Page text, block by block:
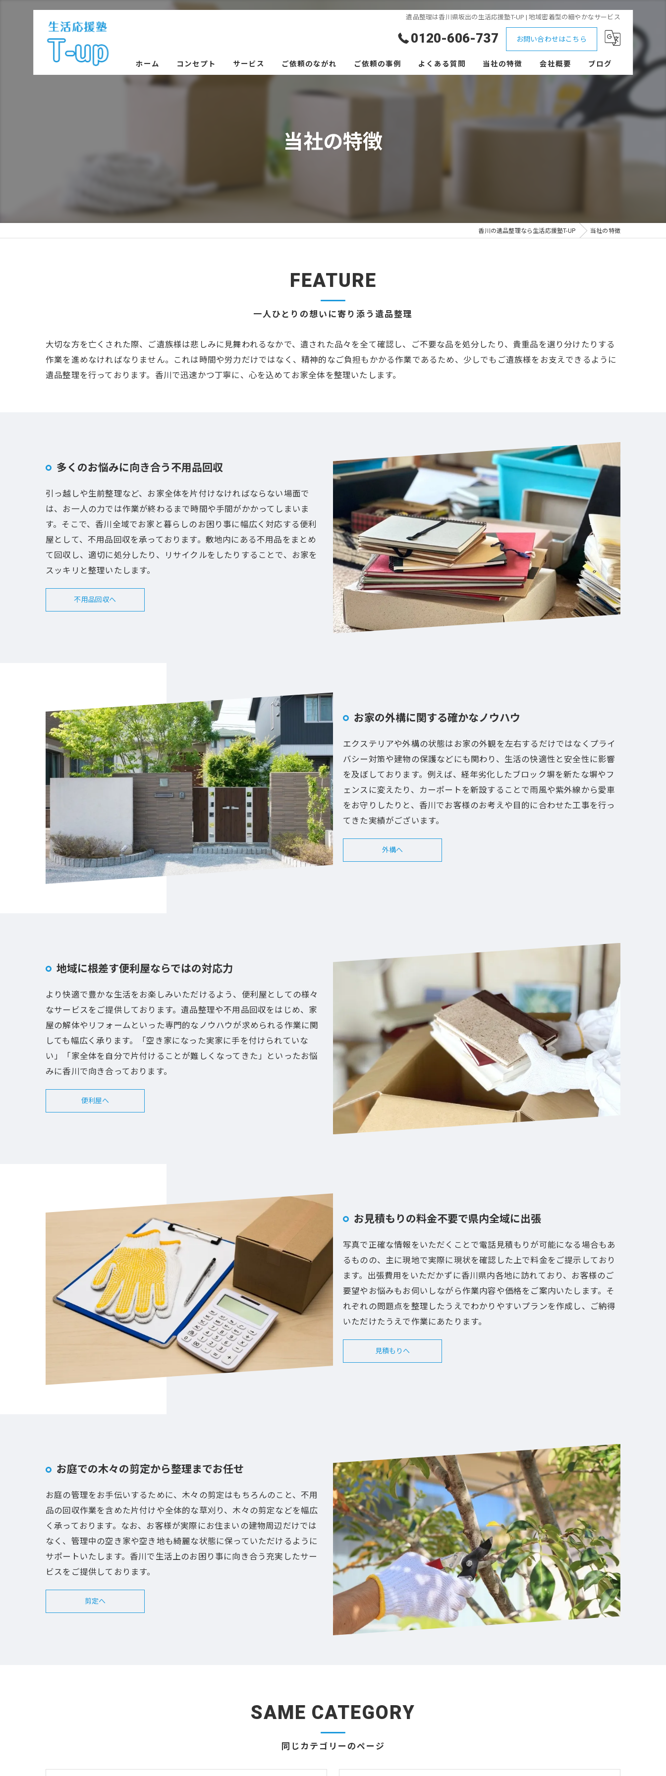
遺品整理は香川県坂出の生活応援塾T-UP | 地域密着型の細やかなサービス
0120-606-737 お問い合わせはこちら
ホーム コンセプト サービス ご依頼のながれ ご依頼の事例 よくある質問 当社の特徴 会社概要 ブログ
当社の特徴
香川の遺品整理なら生活応援塾T-UP 当社の特徴
一人ひとりの想いに寄り添う遺品整理
FEATURE
大切な方を亡くされた際、ご遺族様は悲しみに見舞われるなかで、遺された品々を全て確認し、ご不要な品を処分したり、貴重品を選り分けたりする
作業を進めなければなりません。これは時間や労力だけではなく、精神的なご負担もかかる作業であるため、少しでもご遺族様をお支えできるように
遺品整理を行っております。香川で迅速かつ丁寧に、心を込めてお家全体を整理いたします。
多くのお悩みに向き合う不用品回収
引っ越しや生前整理など、お家全体を片付けなければならない場面で
は、お一人の力では作業が終わるまで時間や手間がかかってしまいま
す。そこで、香川全域でお家と暮らしのお困り事に幅広く対応する便利
屋として、不用品回収を承っております。敷地内にある不用品をまとめ
て回収し、適切に処分したり、リサイクルをしたりすることで、お家を
スッキリと整理いたします。
不用品回収へ
お家の外構に関する確かなノウハウ
エクステリアや外構の状態はお家の外観を左右するだけではなくプライ
バシー対策や建物の保護などにも関わり、生活の快適性と安全性に影響
を及ぼしております。例えば、経年劣化したブロック塀を新たな塀やフ
ェンスに変えたり、カーポートを新設することで雨風や紫外線から愛車
をお守りしたりと、香川でお客様のお考えや目的に合わせた工事を行っ
てきた実績がございます。
外構へ
地域に根差す便利屋ならではの対応力
より快適で豊かな生活をお楽しみいただけるよう、便利屋としての様々
なサービスをご提供しております。遺品整理や不用品回収をはじめ、家
屋の解体やリフォームといった専門的なノウハウが求められる作業に関
しても幅広く承ります。「空き家になった実家に手を付けられていな
い」「家全体を自分で片付けることが難しくなってきた」といったお悩
みに香川で向き合っております。
便利屋へ
お見積もりの料金不要で県内全域に出張
写真で正確な情報をいただくことで電話見積もりが可能になる場合もあ
るものの、主に現地で実際に現状を確認した上で料金をご提示しており
ます。出張費用をいただかずに香川県内各地に訪れており、お客様のご
要望やお悩みもお伺いしながら作業内容や価格をご案内いたします。そ
れぞれの問題点を整理したうえでわかりやすいプランを作成し、ご納得
いただけたうえで作業にあたります。
見積もりへ
お庭での木々の剪定から整理までお任せ
お庭の管理をお手伝いするために、木々の剪定はもちろんのこと、不用
品の回収作業を含めた片付けや全体的な草刈り、木々の剪定などを幅広
く承っております。なお、お客様が実際にお住まいの建物周辺だけでは
なく、管理中の空き家や空き地も綺麗な状態に保っていただけるように
サポートいたします。香川で生活上のお困り事に向き合う充実したサー
ビスをご提供しております。
剪定へ
同じカテゴリーのページ
SAME CATEGORY